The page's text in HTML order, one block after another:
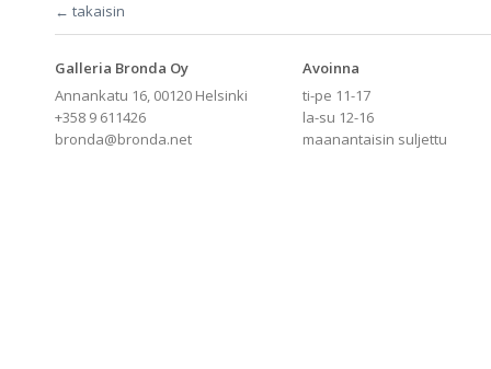
← takaisin
Galleria Bronda Oy
Annankatu 16, 00120 Helsinki
+358 9 611426
bronda@bronda.net
Avoinna
ti-pe 11-17
la-su 12-16
maanantaisin suljettu